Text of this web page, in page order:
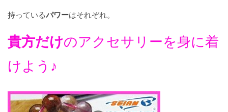
持っているパワーはそれぞれ。
貴方だけのアクセサリーを身に着
けよう♪